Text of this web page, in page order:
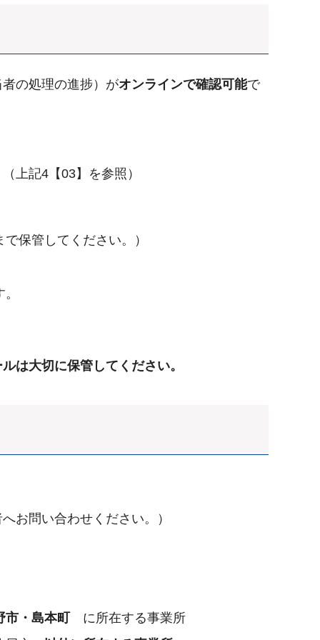
者の処理の進捗）がオンラインで確認可能で
上記4【03】を参照）
保管してください。）
は大切に保管してください。
お問い合わせください。）
市・島本町に所在する事業所